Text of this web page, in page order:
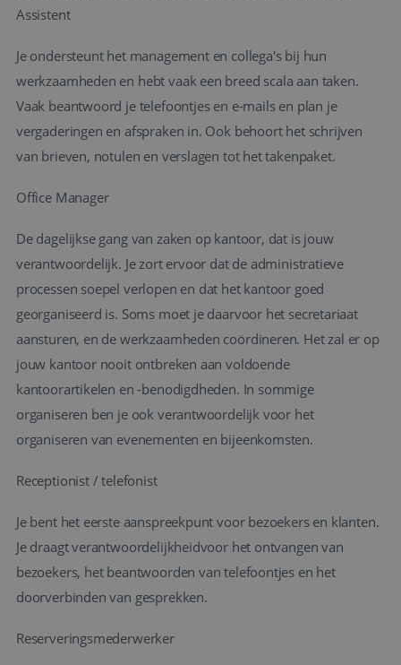
Assistent
Je ondersteunt het management en collega's bij hun
werkzaamheden en hebt vaak een breed scala aan taken.
Vaak beantwoord je telefoontjes en e-mails en plan je
vergaderingen en afspraken in. Ook behoort het schrijven
van brieven, notulen en verslagen tot het takenpaket.
Office Manager
De dagelijkse gang van zaken op kantoor, dat is jouw
verantwoordelijk. Je zort ervoor dat de administratieve
processen soepel verlopen en dat het kantoor goed
georganiseerd is. Soms moet je daarvoor het secretariaat
aansturen, en de werkzaamheden coördineren. Het zal er op
jouw kantoor nooit ontbreken aan voldoende
kantoorartikelen en -benodigdheden. In sommige
organiseren ben je ook verantwoordelijk voor het
organiseren van evenementen en bijeenkomsten.
Receptionist / telefonist
Je bent het eerste aanspreekpunt voor bezoekers en klanten.
Je draagt verantwoordelijkheidvoor het ontvangen van
bezoekers, het beantwoorden van telefoontjes en het
doorverbinden van gesprekken.
Reserveringsmederwerker